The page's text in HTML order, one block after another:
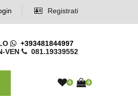
Registrati
+393481844997
VEN
081.19339552
0 0